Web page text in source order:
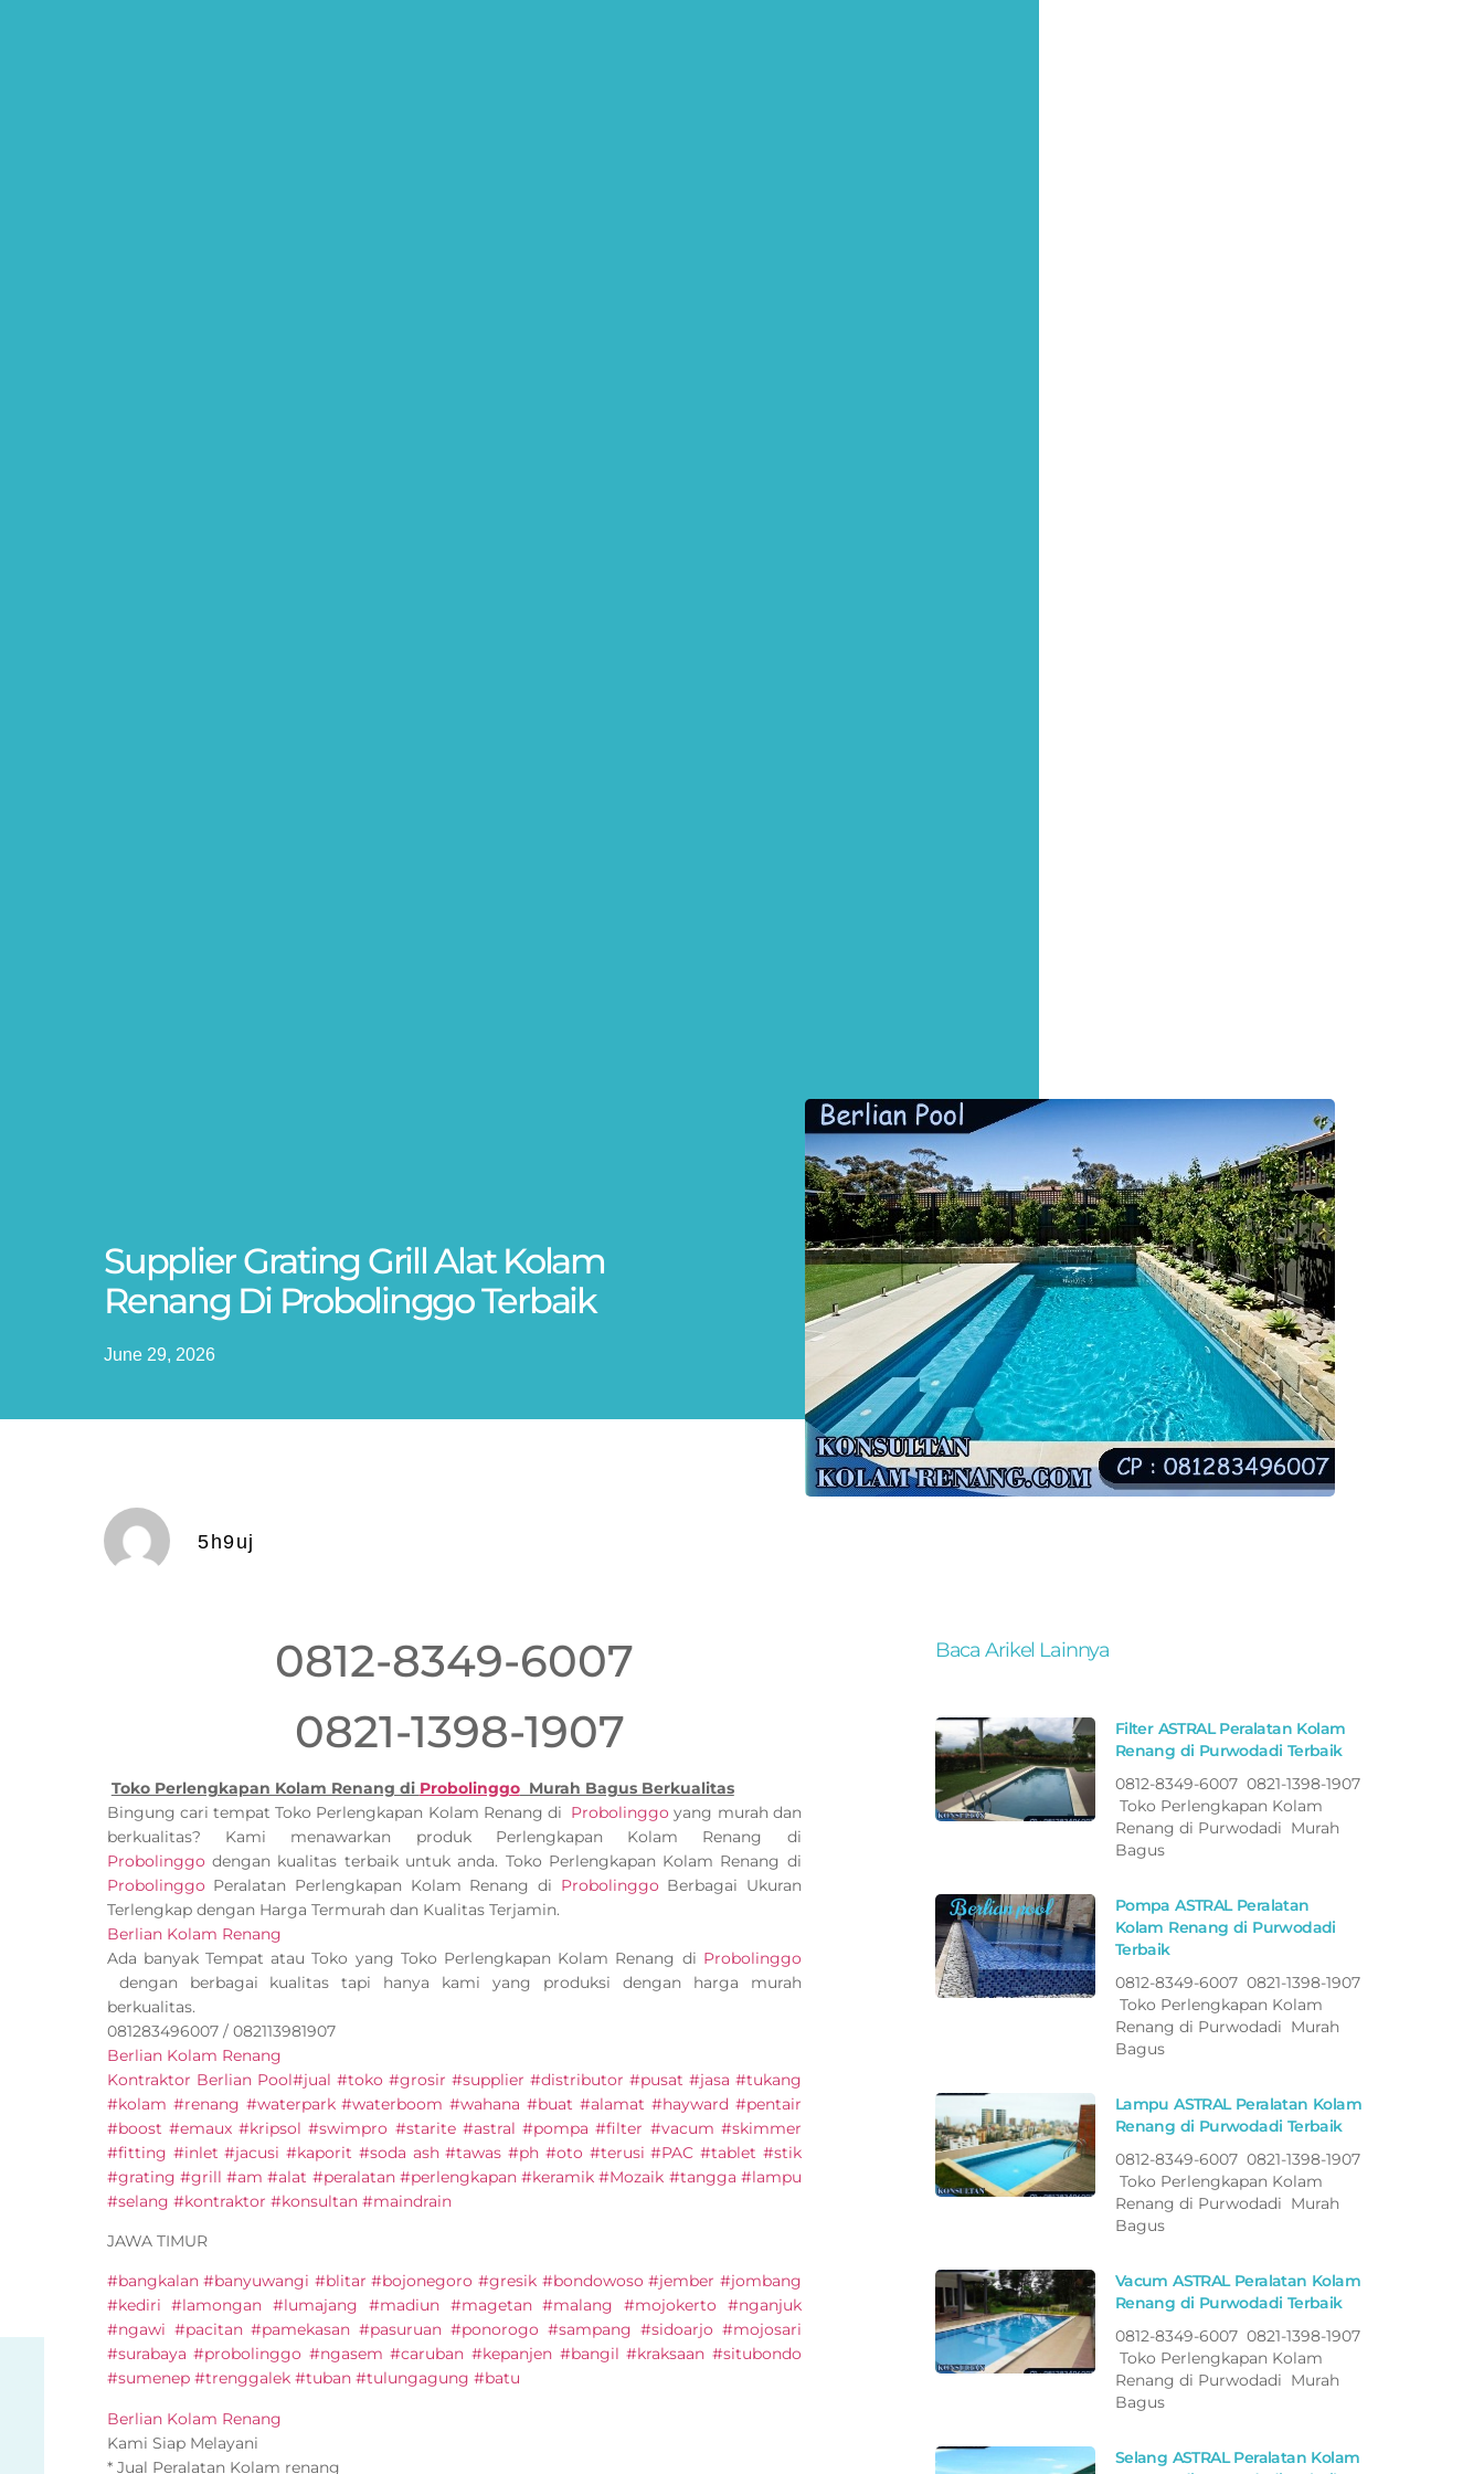
Supplier Grating Grill Alat Kolam
Renang Di Probolinggo Terbaik
June 29, 2026
5h9uj
0812-8349-6007
0821-1398-1907
Toko Perlengkapan Kolam Renang di ProbolinggoMurah Bagus Berkualitas
Bingung cari tempat Toko Perlengkapan Kolam Renang di Probolinggoyang murah dan
berkualitas? Kami menawarkan produk Perlengkapan Kolam Renang di
Probolinggo dengan kualitas terbaik untuk anda. Toko Perlengkapan Kolam Renang di
Probolinggo Peralatan Perlengkapan Kolam Renang di Probolinggo Berbagai Ukuran
Terlengkap dengan Harga Termurah dan Kualitas Terjamin.
Berlian Kolam Renang
Ada banyak Tempat atau Toko yang Toko Perlengkapan Kolam Renang di Probolinggo
dengan berbagai kualitas tapi hanya kami yang produksi dengan harga murah
berkualitas.
081283496007 / 082113981907
Berlian Kolam Renang
Kontraktor Berlian Pool#jual #toko #grosir #supplier #distributor #pusat #jasa #tukang
#kolam #renang #waterpark #waterboom #wahana #buat #alamat #hayward #pentair
#boost #emaux #kripsol #swimpro #starite #astral #pompa #filter #vacum #skimmer
#fitting #inlet #jacusi #kaporit #soda ash #tawas #ph #oto #terusi #PAC #tablet #stik
#grating #grill #am #alat #peralatan #perlengkapan #keramik #Mozaik #tangga #lampu
#selang #kontraktor #konsultan #maindrain
JAWA TIMUR
#bangkalan #banyuwangi #blitar #bojonegoro #gresik #bondowoso #jember #jombang
#kediri #lamongan #lumajang #madiun #magetan #malang #mojokerto #nganjuk
#ngawi #pacitan #pamekasan #pasuruan #ponorogo #sampang #sidoarjo #mojosari
#surabaya #probolinggo #ngasem #caruban #kepanjen #bangil #kraksaan #situbondo
#sumenep #trenggalek #tuban #tulungagung #batu
Berlian Kolam Renang
Kami Siap Melayani
* Jual Peralatan Kolam renang
Baca Arikel Lainnya
Filter ASTRAL Peralatan Kolam
Renang di Purwodadi Terbaik
0812-8349-6007 0821-1398-1907
Toko Perlengkapan Kolam
Renang di Purwodadi Murah
Bagus
Pompa ASTRAL Peralatan
Kolam Renang di Purwodadi
Terbaik
0812-8349-6007 0821-1398-1907
Toko Perlengkapan Kolam
Renang di Purwodadi Murah
Bagus
Lampu ASTRAL Peralatan Kolam
Renang di Purwodadi Terbaik
0812-8349-6007 0821-1398-1907
Toko Perlengkapan Kolam
Renang di Purwodadi Murah
Bagus
Vacum ASTRAL Peralatan Kolam
Renang di Purwodadi Terbaik
0812-8349-6007 0821-1398-1907
Toko Perlengkapan Kolam
Renang di Purwodadi Murah
Bagus
Selang ASTRAL Peralatan Kolam